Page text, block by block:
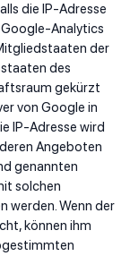
die IP-Adresse
Analytics
der
des
gekürzt
von Google in
IP-Adresse wird
Angeboten
genannten
solchen
werden. Wenn der
können ihm